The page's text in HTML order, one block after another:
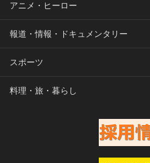
アニメ・ヒーロー
報道・情報・ドキュメンタリー
スポーツ
料理・旅・暮らし